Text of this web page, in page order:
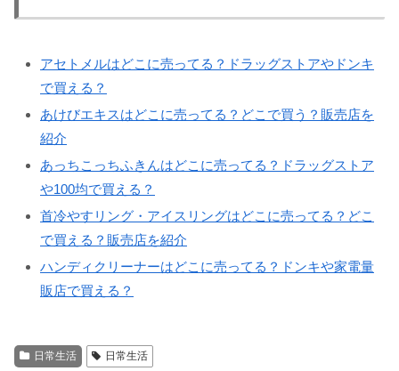
アセトメルはどこに売ってる？ドラッグストアやドンキ
で買える？
あけびエキスはどこに売ってる？どこで買う？販売店を
紹介
あっちこっちふきんはどこに売ってる？ドラッグストア
や100均で買える？
首冷やすリング・アイスリングはどこに売ってる？どこ
で買える？販売店を紹介
ハンディクリーナーはどこに売ってる？ドンキや家電量
販店で買える？
日常生活 日常生活